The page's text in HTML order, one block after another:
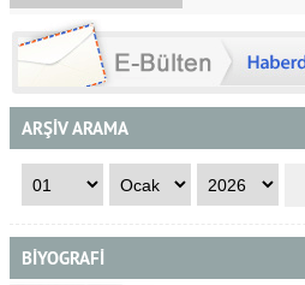
ARŞİV ARAMA
BİYOGRAFİ